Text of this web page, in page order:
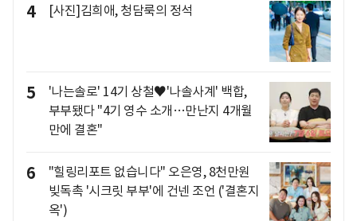
4 [사진]김희애, 청담룩의 정석
5
'나는솔로' 14기 상철♥'나솔사계' 백합,
부부됐다 "4기 영수 소개…만난지 4개월
만에 결혼"
6
"힐링리포트 없습니다" 오은영, 8천만원
빚독촉 '시크릿 부부'에 건넨 조언 ('결혼지
옥')